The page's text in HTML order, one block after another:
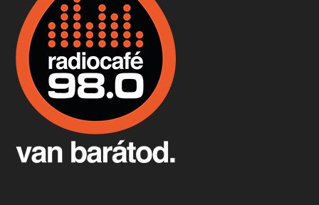
Fermentáljunk, a testünk meghálálja!
Apr 3, 2026 • 00:36:07